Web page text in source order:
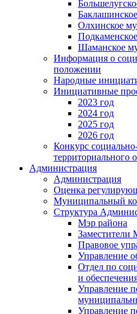
Олхинское
Шаманское
Информация о
положении
Народные
Инициативные
2023 год
2024 год
2025 год
2026 год
Конкурс
территориального
Администрация
Администрация
Оценка
Муниципальный
Структура
Мэр района
Заместители
Правовое
Управление
Отдел по
и
Управление
Управление